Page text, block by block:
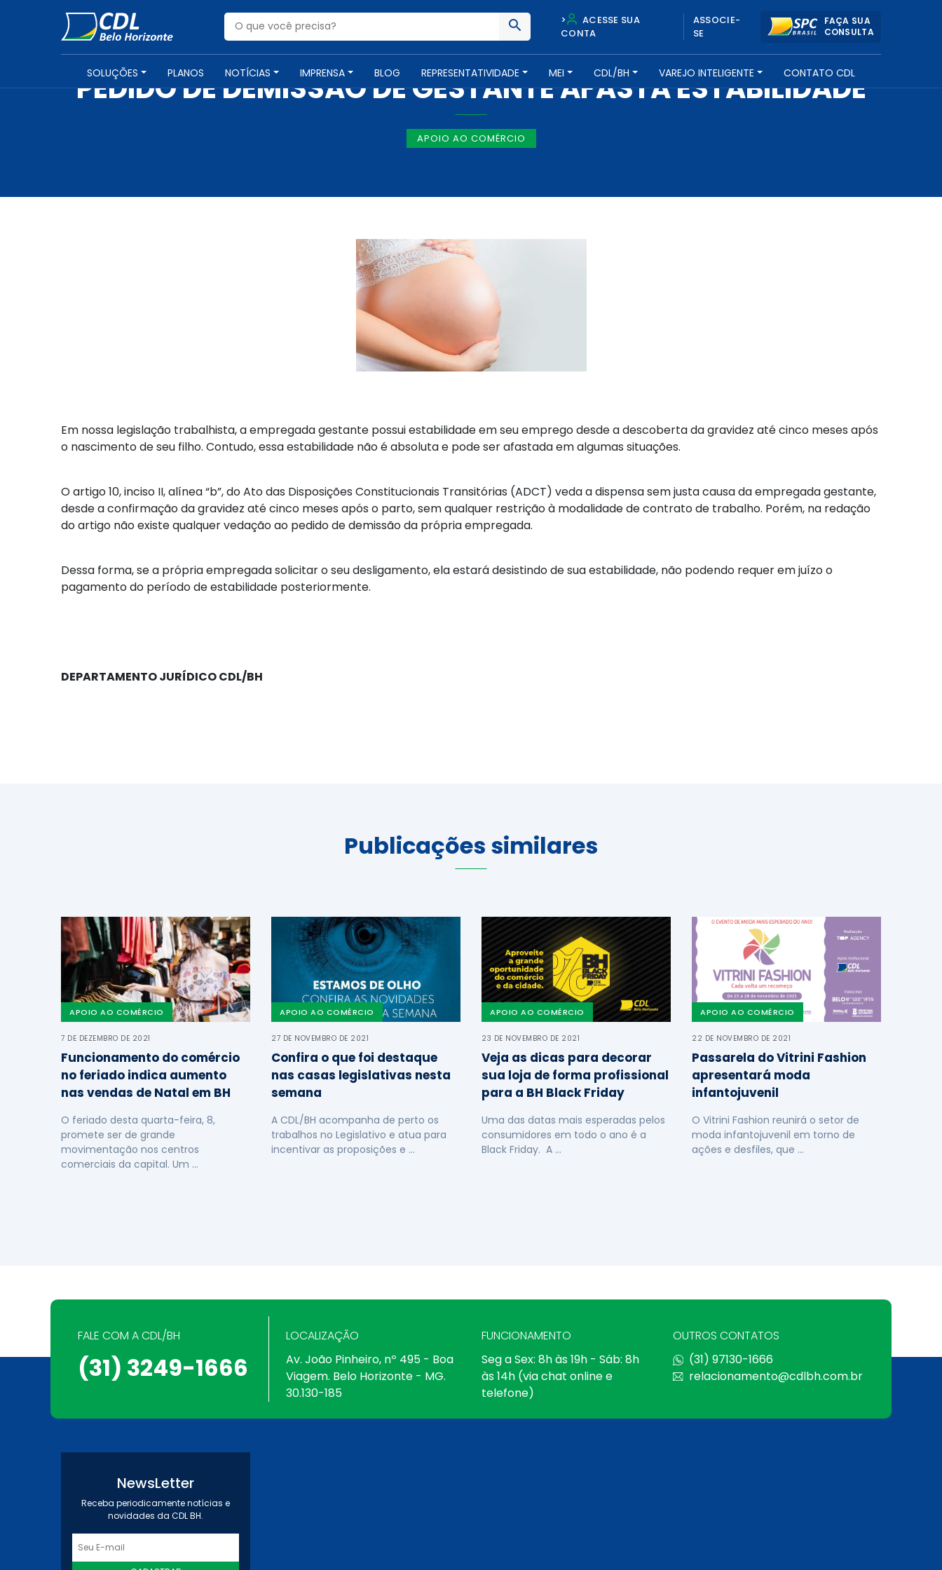
>
ACESSE SUA
CONTA
ASSOCIE-
SE
FAÇA SUA
CONSULTA
SOLUÇÕES PLANOS NOTÍCIAS IMPRENSA BLOG REPRESENTATIVIDADE MEI CDL/BH VAREJO INTELIGENTE CONTATO CDL
NOTÍCIAS -5 DE NOVEMBRO DE 2019
PEDIDO DE DEMISSÃO DE GESTANTE AFASTA ESTABILIDADE
APOIO AO COMÉRCIO
Em nossa legislação trabalhista, a empregada gestante possui estabilidade em seu emprego desde a descoberta da gravidez até cinco meses após
o nascimento de seu filho. Contudo, essa estabilidade não é absoluta e pode ser afastada em algumas situações.
O artigo 10, inciso II, alínea “b”, do Ato das Disposições Constitucionais Transitórias (ADCT) veda a dispensa sem justa causa da empregada gestante,
desde a confirmação da gravidez até cinco meses após o parto, sem qualquer restrição à modalidade de contrato de trabalho. Porém, na redação
do artigo não existe qualquer vedação ao pedido de demissão da própria empregada.
Dessa forma, se a própria empregada solicitar o seu desligamento, ela estará desistindo de sua estabilidade, não podendo requer em juízo o
pagamento do período de estabilidade posteriormente.
DEPARTAMENTO JURÍDICO CDL/BH
Publicações similares
APOIO AO COMÉRCIO
7 DE DEZEMBRO DE 2021
Funcionamento do comércio
no feriado indica aumento
nas vendas de Natal em BH
O feriado desta quarta-feira, 8,
promete ser de grande
movimentação nos centros
comerciais da capital. Um …
APOIO AO COMÉRCIO
27 DE NOVEMBRO DE 2021
Confira o que foi destaque
nas casas legislativas nesta
semana
A CDL/BH acompanha de perto os
trabalhos no Legislativo e atua para
incentivar as proposições e …
APOIO AO COMÉRCIO
23 DE NOVEMBRO DE 2021
Veja as dicas para decorar
sua loja de forma profissional
para a BH Black Friday
Uma das datas mais esperadas pelos
consumidores em todo o ano é a
Black Friday. A …
APOIO AO COMÉRCIO
22 DE NOVEMBRO DE 2021
Passarela do Vitrini Fashion
apresentará moda
infantojuvenil
O Vitrini Fashion reunirá o setor de
moda infantojuvenil em torno de
ações e desfiles, que …
FALE COM A CDL/BH
(31) 3249-1666
LOCALIZAÇÃO
Av. João Pinheiro, nº 495 - Boa
Viagem. Belo Horizonte - MG.
30.130-185
FUNCIONAMENTO
Seg a Sex: 8h às 19h - Sáb: 8h
às 14h (via chat online e
telefone)
OUTROS CONTATOS
(31) 97130-1666
relacionamento@cdlbh.com.br
NewsLetter
Receba periodicamente notícias e
novidades da CDL BH.